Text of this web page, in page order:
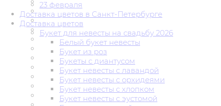
23 февраля
Доставка цветов в Санкт-Петербурге
Доставка цветов
Букет для невесты на свадьбу 2026
Белый букет невесты
Букет из роз
Букеты с диантусом
Букет невесты с лавандой
Букет невесты с орхидеями
Букет невесты с хлопком
Букет невесты с эустомой